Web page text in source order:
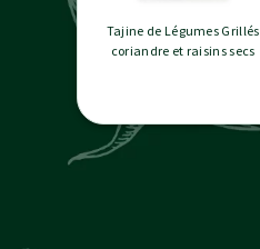
Tajine de Légumes Grillés
coriandre et raisins secs